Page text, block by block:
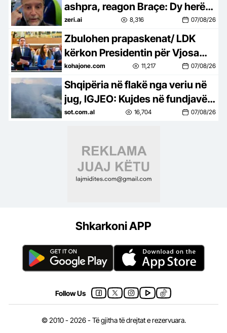
ashpra, reagon Braçe: Dy herë
janë boll për të vrarë…jo pasurim
për policët (VIDEO)
zeri.ai 8,316 07/08/26
Zbulohen prapaskenat/ LDK
kërkon Presidentin për Vjosa
Osmanin, kurse Kurti i ofron…
kohajone.com 11,217 07/08/26
Shqipëria në flakë nga veriu në
jug, IGJEO: Kujdes në fundjavë,
rrezik i lartë për zjarre në 8
sot.com.al 16,704 07/08/26
Shkarkoni APP
Follow Us
© 2010 - 2026 - Të gjitha të drejtat e rezervuara.